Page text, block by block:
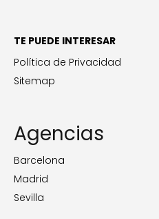
TE PUEDE INTERESAR
Política de Privacidad
Sitemap
Agencias
Barcelona
Madrid
Sevilla